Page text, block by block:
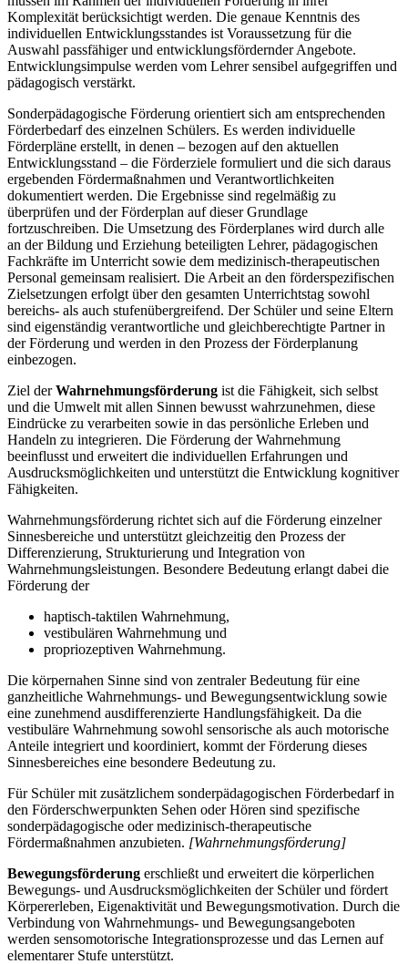
Komplexität berücksichtigt werden. Die genaue Kenntnis des
individuellen Entwicklungsstandes ist Voraussetzung für die
Auswahl passfähiger und entwicklungsfördernder Angebote.
Entwicklungsimpulse werden vom Lehrer sensibel aufgegriffen und
pädagogisch verstärkt.
Sonderpädagogische Förderung orientiert sich am entsprechenden
Förderbedarf des einzelnen Schülers. Es werden individuelle
Förderpläne erstellt, in denen – bezogen auf den aktuellen
Entwicklungsstand – die Förderziele formuliert und die sich daraus
ergebenden Fördermaßnahmen und Verantwortlichkeiten
dokumentiert werden. Die Ergebnisse sind regelmäßig zu
überprüfen und der Förderplan auf dieser Grundlage
fortzuschreiben. Die Umsetzung des Förderplanes wird durch alle
an der Bildung und Erziehung beteiligten Lehrer, pädagogischen
Fachkräfte im Unterricht sowie dem medizinisch-therapeutischen
Personal gemeinsam realisiert. Die Arbeit an den förderspezifischen
Zielsetzungen erfolgt über den gesamten Unterrichtstag sowohl
bereichs- als auch stufenübergreifend. Der Schüler und seine Eltern
sind eigenständig verantwortliche und gleichberechtigte Partner in
der Förderung und werden in den Prozess der Förderplanung
einbezogen.
Ziel derWahrnehmungsförderung ist die Fähigkeit, sich selbst
und die Umwelt mit allen Sinnen bewusst wahrzunehmen, diese
Eindrücke zu verarbeiten sowie in das persönliche Erleben und
Handeln zu integrieren. Die Förderung der Wahrnehmung
beeinflusst und erweitert die individuellen Erfahrungen und
Ausdrucksmöglichkeiten und unterstützt die Entwicklung kognitiver
Fähigkeiten.
Wahrnehmungsförderung richtet sich auf die Förderung einzelner
Sinnesbereiche und unterstützt gleichzeitig den Prozess der
Differenzierung, Strukturierung und Integration von
Wahrnehmungsleistungen. Besondere Bedeutung erlangt dabei die
Förderung der
haptisch-taktilen Wahrnehmung,
vestibulären Wahrnehmung und
propriozeptiven Wahrnehmung.
Die körpernahen Sinne sind von zentraler Bedeutung für eine
ganzheitliche Wahrnehmungs- und Bewegungsentwicklung sowie
eine zunehmend ausdifferenzierte Handlungsfähigkeit. Da die
vestibuläre Wahrnehmung sowohl sensorische als auch motorische
Anteile integriert und koordiniert, kommt der Förderung dieses
Sinnesbereiches eine besondere Bedeutung zu.
Für Schüler mit zusätzlichem sonderpädagogischen Förderbedarf in
den Förderschwerpunkten Sehen oder Hören sind spezifische
sonderpädagogische oder medizinisch-therapeutische
Fördermaßnahmen anzubieten. [Wahrnehmungsförderung]
Bewegungsförderung erschließt und erweitert die körperlichen
Bewegungs- und Ausdrucksmöglichkeiten der Schüler und fördert
Körpererleben, Eigenaktivität und Bewegungsmotivation. Durch die
Verbindung von Wahrnehmungs- und Bewegungsangeboten
werden sensomotorische Integrationsprozesse und das Lernen auf
elementarer Stufe unterstützt.